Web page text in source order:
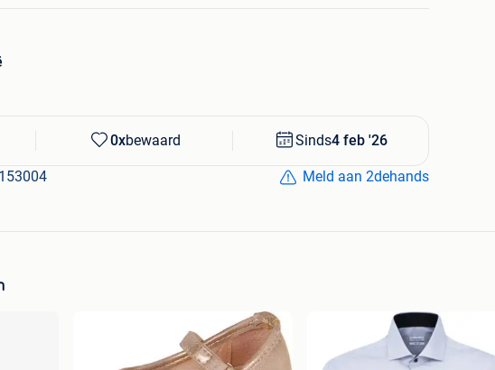
van luxe en warmte in je dagelijkse routine.
een maat groter bestellen wordt aangeraden
van rust en comfort met deze stijlvolle badjas van Capa
0xbewaard Sinds4 feb '26
Meld aan 2dehands